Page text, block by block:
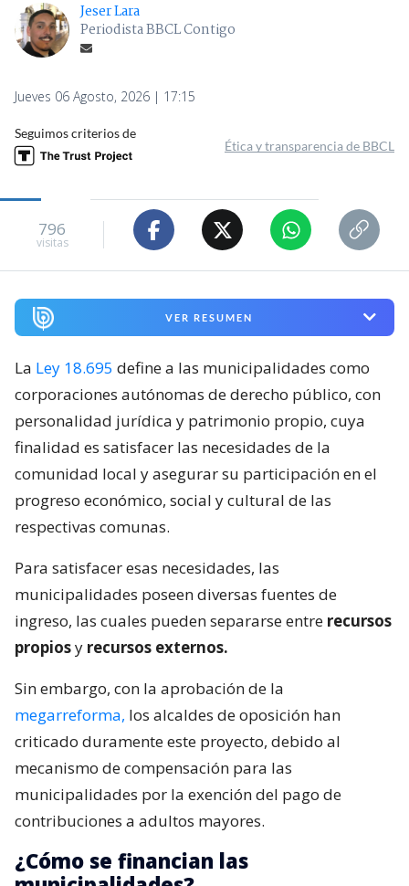
Jeser Lara
Periodista BBCL Contigo
Jueves 06 Agosto, 2026 | 17:15
Seguimos criterios de
Ética y transparencia de BBCL
796
visitas
VER RESUMEN
La Ley 18.695 define a las municipalidades como
corporaciones autónomas de derecho público, con
personalidad jurídica y patrimonio propio, cuya
finalidad es satisfacer las necesidades de la
comunidad local y asegurar su participación en el
progreso económico, social y cultural de las
respectivas comunas.
Para satisfacer esas necesidades, las
municipalidades poseen diversas fuentes de
ingreso, las cuales pueden separarse entre recursos
propiosy recursos externos.
Sin embargo, con la aprobación de la
megarreforma, los alcaldes de oposición han
criticado duramente este proyecto, debido al
mecanismo de compensación para las
municipalidades por la exención del pago de
contribuciones a adultos mayores.
¿Cómo se financian las